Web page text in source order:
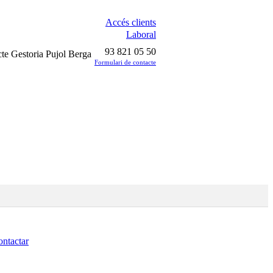
Accés clients
Laboral
93 821 05 50
Formulari de contacte